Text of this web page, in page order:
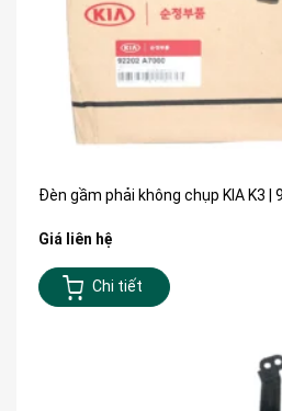
Đèn gầm phải không chụp KIA K3 |
Giá liên hệ
Chi tiết